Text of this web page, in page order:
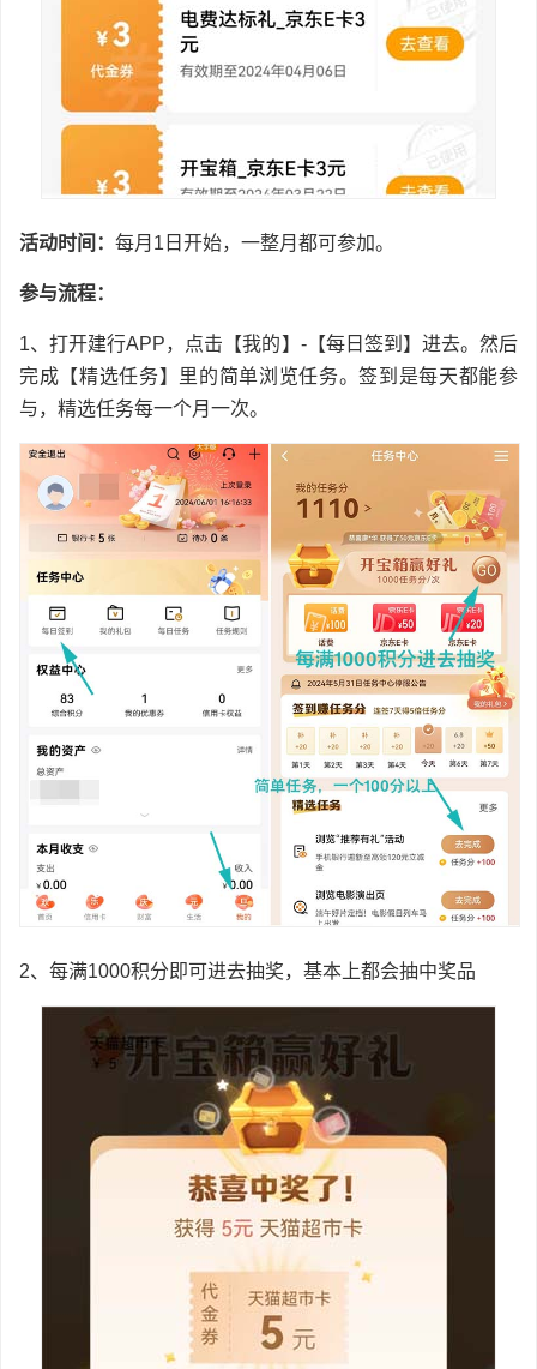
活动时间： 每月1日开始，一整月都可参加。
参与流程：
1、打开建行APP，点击【我的】-【每日签到】进去。然后
完成【精选任务】里的简单浏览任务。签到是每天都能参
与，精选任务每一个月一次。
2、每满1000积分即可进去抽奖，基本上都会抽中奖品